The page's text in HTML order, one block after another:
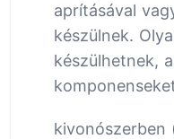
aprításával
készülnek.
készülhetnek,
kivonószerben